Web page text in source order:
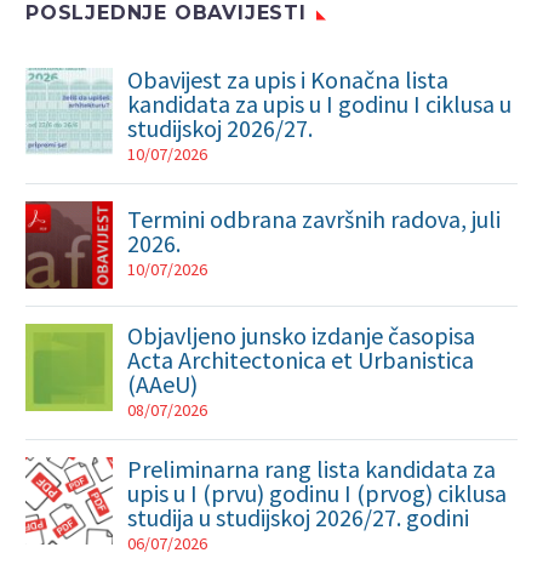
POSLJEDNJE OBAVIJESTI
Obavijest za upis i Konačna lista
kandidata za upis u I godinu I ciklusa u
studijskoj 2026/27.
10/07/2026
Termini odbrana završnih radova, juli
2026.
10/07/2026
Objavljeno junsko izdanje časopisa
Acta Architectonica et Urbanistica
(AAeU)
08/07/2026
Preliminarna rang lista kandidata za
upis u I (prvu) godinu I (prvog) ciklusa
studija u studijskoj 2026/27. godini
06/07/2026